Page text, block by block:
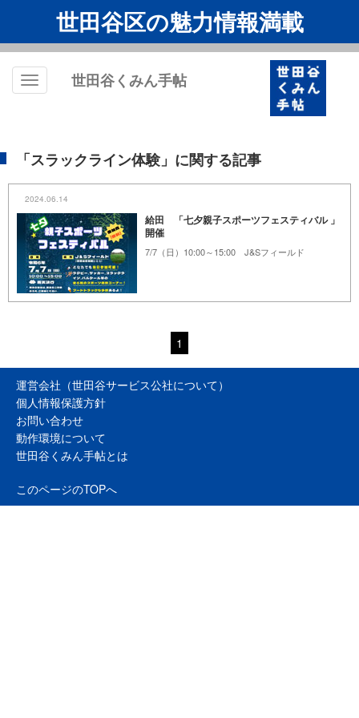
世田谷区の魅力情報満載
Toggle
世田谷くみん手帖
「スラックライン体験」に関する記事
2024.06.14
給田 「七夕親子スポーツフェスティバル 」
開催
7/7（日）10:00～15:00 J&Sフィールド
1
運営会社（世田谷サービス公社について）
個人情報保護方針
お問い合わせ
動作環境について
世田谷くみん手帖とは
このページのTOPへ